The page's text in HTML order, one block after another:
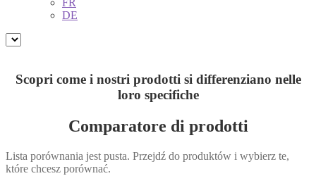
DE
Scopri come i nostri prodotti si differenziano nelle
loro specifiche
Comparatore di prodotti
Lista porównania jest pusta. Przejdź do produktów i wybierz te,
które chcesz porównać.